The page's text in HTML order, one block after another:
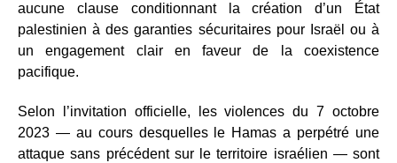
aucune clause conditionnant la création d’un État
palestinien à des garanties sécuritaires pour Israël ou à
un engagement clair en faveur de la coexistence
pacifique.
Selon l’invitation officielle, les violences du 7 octobre
2023 — au cours desquelles le Hamas a perpétré une
attaque sans précédent sur le territoire israélien — sont